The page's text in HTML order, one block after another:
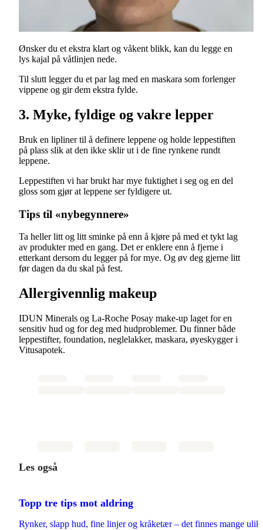
Ønsker du et ekstra klart og våkent blikk, kan du legge en
lys kajal på våtlinjen nede.
Til slutt legger du et par lag med en maskara som forlenger
vippene og gir dem ekstra fylde.
3. Myke, fyldige og vakre lepper
Bruk en lipliner til å definere leppene og holde leppestiften
på plass slik at den ikke sklir ut i de fine rynkene rundt
leppene.
Leppestiften vi har brukt har mye fuktighet i seg og en del
gloss som gjør at leppene ser fyldigere ut.
Tips til «nybegynnere»
Ta heller litt og litt sminke på enn å kjøre på med et tykt lag
av produkter med en gang. Det er enklere enn å fjerne i
etterkant dersom du legger på for mye. Og øv deg gjerne litt
før dagen da du skal på fest.
Allergivennlig makeup
IDUN Minerals og La-Roche Posay make-up laget for en
sensitiv hud og for deg med hudproblemer. Du finner både
leppestifter, foundation, neglelakker, maskara, øyeskygger i
Vitusapotek.
Les også
Topp tre tips mot aldring
Rynker, slapp hud, fine linjer og kråketær – det finnes mange